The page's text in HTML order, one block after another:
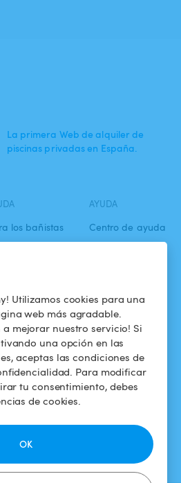
Utilizamos cookies para una
web más agradable.
a mejorar nuestro servicio! Si
una opción en las
aceptas las condiciones de
Para modificar
tu consentimiento, debes
de cookies.
OK
La primera Web de alquiler de
piscinas privadas en España.
los bañistas
funciona?
AYUDA
Centro de ayuda
confidencialidad
Aviso legal
DESCARGAR LA APP